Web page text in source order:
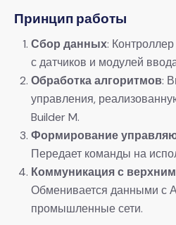
Принцип работы​
​Сбор данных​​:
с датчиков и модулей
​Обработка алгоритмов​​:
управления,
Builder M.
​Формирование
Передает команды на
​Коммуникация с
Обменивается данными с
промышленные сети.